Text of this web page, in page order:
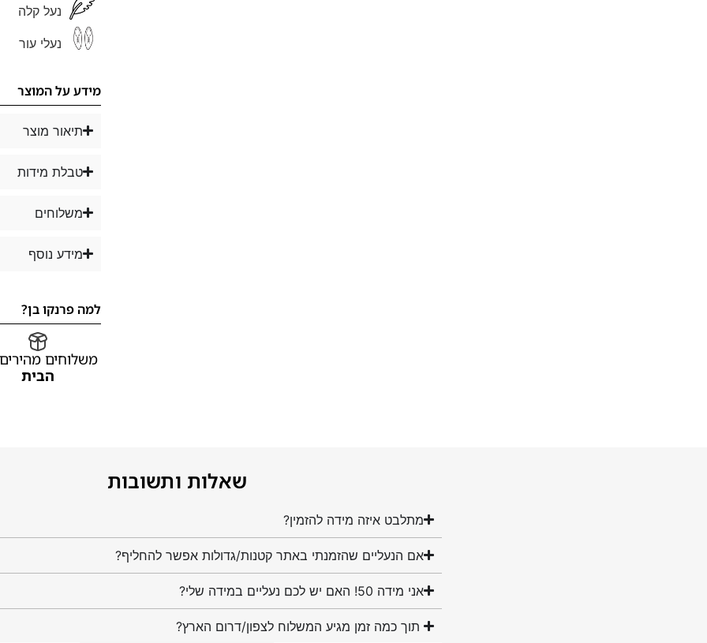
נעל קלה
נעלי עור
מידע על המוצר
תיאור מוצר
טבלת מידות
משלוחים
מידע נוסף
למה פרנקו בן?
משלוחים
הבית
שאלות ותשובות
מתלבט איזה מידה להזמין?
אם הנעליים שהזמנתי באתר קטנות/גדולות אפשר להחליף?
אני מידה 50! האם יש לכם נעליים במידה שלי?
תוך כמה זמן מגיע המשלוח לצפון/דרום הארץ?